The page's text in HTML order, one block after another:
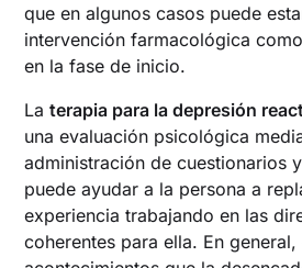
que en algunos casos puede
intervención farmacológica
en la fase de inicio.
Laterapia para la depresión
una evaluación psicológica
administración de cuestionarios
puede ayudar a la persona a
experiencia trabajando en las
coherentes para ella. En